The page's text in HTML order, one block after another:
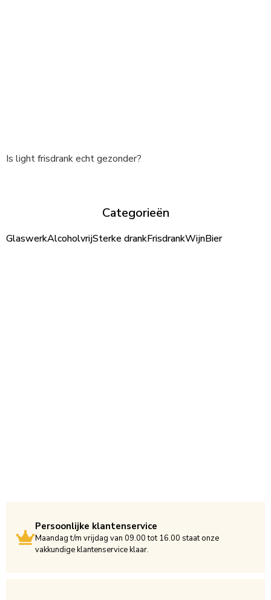
Is light frisdrank echt gezonder?
Categorieën
GlaswerkAlcoholvrijSterke drankFrisdrankWijnBier
Persoonlijke klantenservice
Maandag t/m vrijdag van 09.00 tot 16.00 staat onze
vakkundige klantenservice klaar.